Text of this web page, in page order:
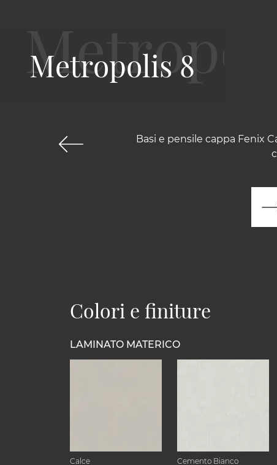
Basi e pensile cappa Fenix
Metropolis 8
Colori e finiture
LAMINATO MATERICO
Calce Cemento Bianco